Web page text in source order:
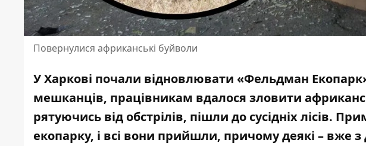
Повернулися африканські буйволи
У Харкові почали відновлювати «Фельдман
мешканців, працівникам вдалося зловити
рятуючись від обстрілів, пішли до сусідніх лісів.
екопарку, і всі вони прийшли, причому деякі – вже з